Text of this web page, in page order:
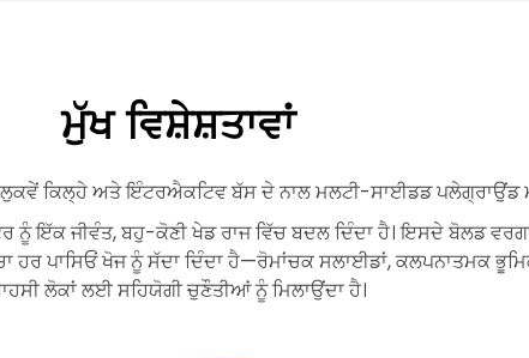
ਮੁੱਖ ਵਿਸ਼ੇਸ਼ਤਾਵਾਂ
ਕਿਲ੍ਹੇ ਅਤੇ ਇੰਟਰਐਕਟਿਵ ਬੱਸ ਦੇ ਨਾਲ ਮਲਟੀ-ਸਾਈਡਡ ਪਲੇਗ੍ਰਾਉਂਡ
ਇੱਕ ਜੀਵੰਤ, ਬਹੁ-ਕੋਣੀ ਖੇਡ ਰਾਜ ਵਿੱਚ ਬਦਲ ਦਿੰਦਾ ਹੈ। ਇਸਦੇ ਬੋਲਡ
ਹਰ ਪਾਸਿਓਂ ਖੋਜ ਨੂੰ ਸੱਦਾ ਦਿੰਦਾ ਹੈ—ਰੋਮਾਂਚਕ ਸਲਾਈਡਾਂ, ਕਲਪਨਾਤਮਕ
ਲੋਕਾਂ ਲਈ ਸਹਿਯੋਗੀ ਚੁਣੌਤੀਆਂ ਨੂੰ ਮਿਲਾਉਂਦਾ ਹੈ।